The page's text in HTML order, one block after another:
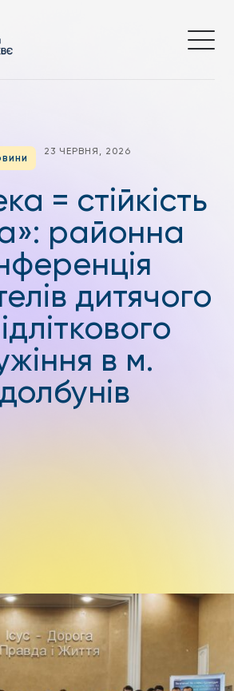
23 ЧЕРВНЯ, 2026
= стійкість
районна
дитячого
в м.